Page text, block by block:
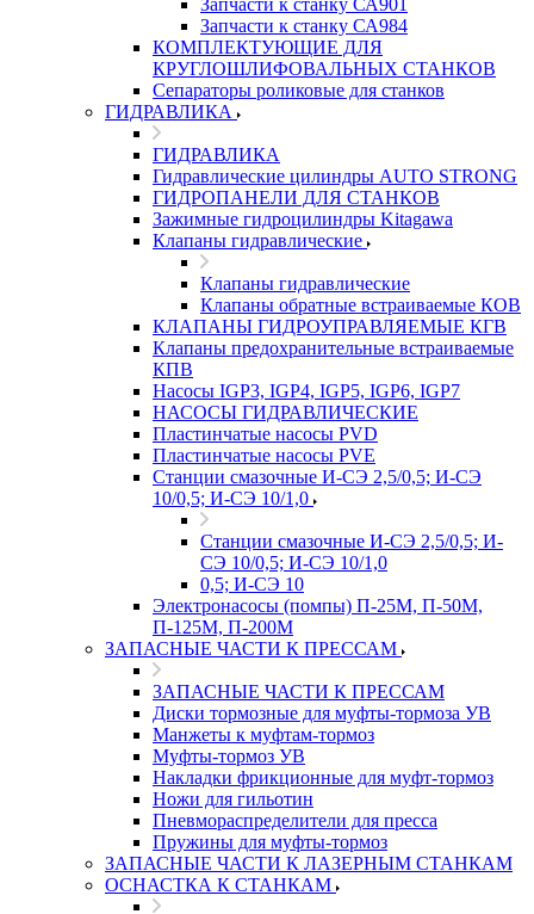
Запчасти к станку СА901
Запчасти к станку СА984
КОМПЛЕКТУЮЩИЕ ДЛЯ
КРУГЛОШЛИФОВАЛЬНЫХ СТАНКОВ
Сепараторы роликовые для станков
ГИДРАВЛИКА
ГИДРАВЛИКА
Гидравлические цилиндры AUTO STRONG
ГИДРОПАНЕЛИ ДЛЯ СТАНКОВ
Зажимные гидроцилиндры Kitagawa
Клапаны гидравлические
Клапаны гидравлические
Клапаны обратные встраиваемые КОВ
КЛАПАНЫ ГИДРОУПРАВЛЯЕМЫЕ КГВ
Клапаны предохранительные встраиваемые
КПВ
Насосы IGP3, IGP4, IGP5, IGP6, IGP7
НАСОСЫ ГИДРАВЛИЧЕСКИЕ
Пластинчатые насосы PVD
Пластинчатые насосы PVE
Станции смазочные И-СЭ 2,5/0,5; И-СЭ
10/0,5; И-СЭ 10/1,0
Станции смазочные И-СЭ 2,5/0,5; И-
СЭ 10/0,5; И-СЭ 10/1,0
0,5; И-СЭ 10
Электронасосы (помпы) П-25М, П-50М,
П-125М, П-200М
ЗАПАСНЫЕ ЧАСТИ К ПРЕССАМ
ЗАПАСНЫЕ ЧАСТИ К ПРЕССАМ
Диски тормозные для муфты-тормоза УВ
Манжеты к муфтам-тормоз
Муфты-тормоз УВ
Накладки фрикционные для муфт-тормоз
Ножи для гильотин
Пневмораспределители для пресса
Пружины для муфты-тормоз
ЗАПАСНЫЕ ЧАСТИ К ЛАЗЕРНЫМ СТАНКАМ
ОСНАСТКА К СТАНКАМ